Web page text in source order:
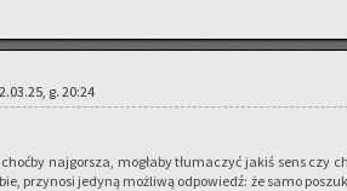
g. 20:24
naj­gor­sza, mo­gła­by tłu­ma­czyć jakiś sens czy
przy­no­si je­dy­ną moż­li­wą od­po­wiedź: że samo